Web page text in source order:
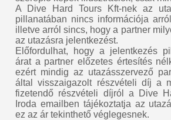
A Dive Hard Tours Kft-nek az
pillanatában nincs információja
illetve arról sincs, hogy a partner
az utazásra jelentkezést.
Előfordulhat, hogy a jelentkezés
árat a partner előzetes értesítés
ezért mindig az utazásszervező
által visszaigazolt részvételi díj a
fizetendő részvételi díjról a Dive
Iroda emailben tájékoztatja az
ez az ár tekinthető véglegesnek.